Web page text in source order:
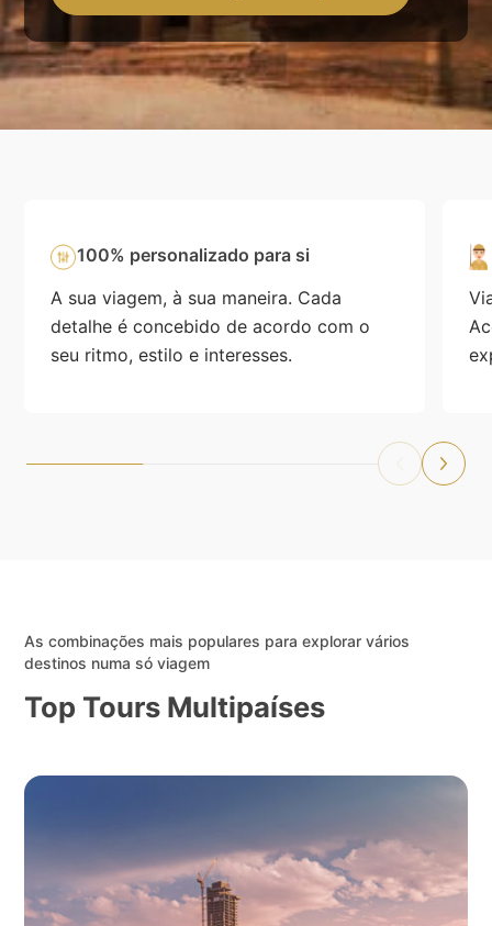
100% personalizado para si
A sua viagem, à sua maneira. Cada
detalhe é concebido de acordo com o
seu ritmo, estilo e interesses.
As combinações mais populares para explorar vários
destinos numa só viagem
Top Tours Multipaíses